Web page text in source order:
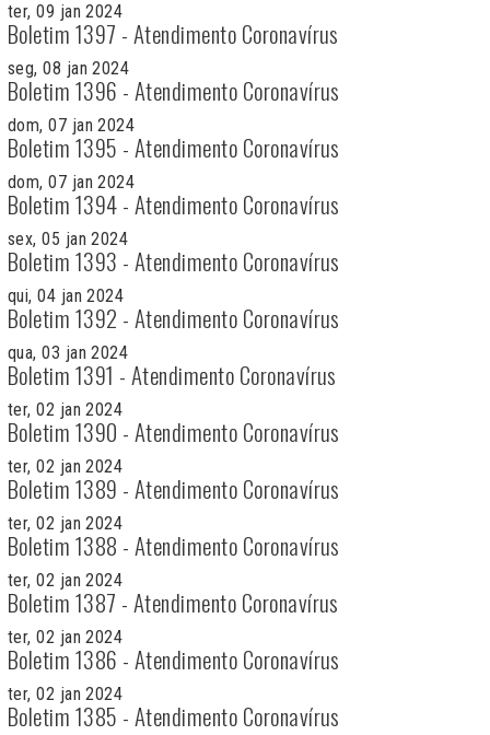
ter, 09 jan 2024
Boletim 1397 - Atendimento Coronavírus
seg, 08 jan 2024
Boletim 1396 - Atendimento Coronavírus
dom, 07 jan 2024
Boletim 1395 - Atendimento Coronavírus
dom, 07 jan 2024
Boletim 1394 - Atendimento Coronavírus
sex, 05 jan 2024
Boletim 1393 - Atendimento Coronavírus
qui, 04 jan 2024
Boletim 1392 - Atendimento Coronavírus
qua, 03 jan 2024
Boletim 1391 - Atendimento Coronavírus
ter, 02 jan 2024
Boletim 1390 - Atendimento Coronavírus
ter, 02 jan 2024
Boletim 1389 - Atendimento Coronavírus
ter, 02 jan 2024
Boletim 1388 - Atendimento Coronavírus
ter, 02 jan 2024
Boletim 1387 - Atendimento Coronavírus
ter, 02 jan 2024
Boletim 1386 - Atendimento Coronavírus
ter, 02 jan 2024
Boletim 1385 - Atendimento Coronavírus